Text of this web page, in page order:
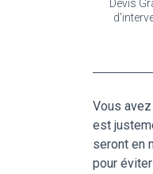
Devis
Vous
est
seront en
pour